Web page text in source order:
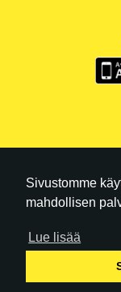
Sivustomme
mahdollisen
Lue lisää